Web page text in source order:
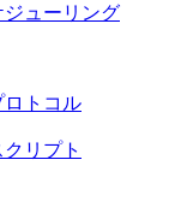
ジューリング
ロトコル
リプト